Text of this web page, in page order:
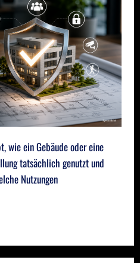
wie ein Gebäude oder eine
tatsächlich genutzt und
Nutzungen